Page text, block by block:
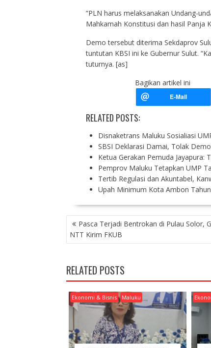
“PLN harus melaksanakan Undang-
Mahkamah Konstitusi dan hasil Panja
Demo tersebut diterima Sekdaprov
tuntutan KBSI ini ke Gubernur Sulut.
tuturnya. [as]
Bagikan artikel ini
RELATED POSTS:
Disnaketrans Maluku Sosialiasi
SBSI Deklarasi Damai, Tolak
Ketua Gerakan Pemuda Jayapura:
Pemprov Maluku Tetapkan UMP
Tertib Regulasi dan Akuntabel,
Upah Minimum Kota Ambon
P
O
S
N
A
V
G
T
Pasca Terjadi Bentrokan di Pulau Solor,
NTT Kirim FKUB
RELATED POSTS
Ekonomi & Bisnis Maluku